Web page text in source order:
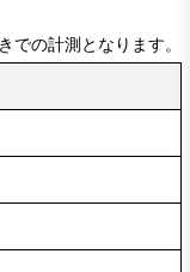
での計測となります。